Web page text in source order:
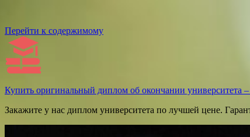
Перейти к содержимому
Купить оригинальный диплом об окончании университета
Закажите у нас диплом университета по лучшей цене.